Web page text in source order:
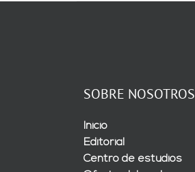
SOBRE NOSOTROS
Inicio
Editorial
Centro de estudios